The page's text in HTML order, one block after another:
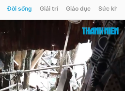
Đời sống Giải trí Giáo dục Sức khỏe